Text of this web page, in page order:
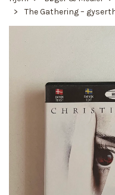
The Gathering –